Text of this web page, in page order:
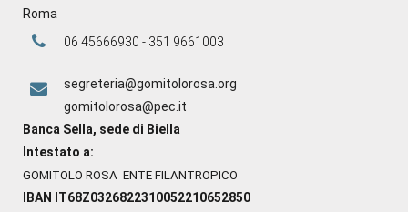
Roma
06 45666930 - 351 9661003
segreteria@gomitolorosa.org
gomitolorosa@pec.it
Banca Sella, sede di Biella
Intestato a:
GOMITOLO ROSA ENTE FILANTROPICO
IBAN IT68Z0326822310052210652850